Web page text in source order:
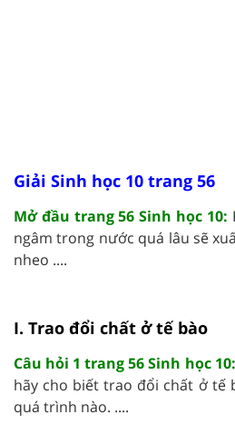
Giải Sinh học 10 trang 56
Mở đầu trang 56 Sinh học 10:
ngâm trong nước quá lâu sẽ
nheo ....
I. Trao đổi chất ở tế bào
Câu hỏi 1 trang 56 Sinh học 10:
hãy cho biết trao đổi chất ở tế
quá trình nào. ....